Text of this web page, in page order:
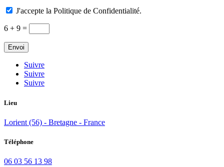
J'accepte la Politique de Confidentialité.
6 + 9 =
Envoi
Suivre
Suivre
Suivre
Lieu
Lorient (56) - Bretagne - France
Téléphone
06 03 56 13 98